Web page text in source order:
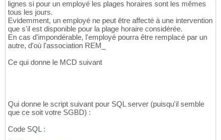
lignes si pour un employé les plages horaires sont les mêmes
tous les jours.
Evidemment, un employé ne peut être affecté à une intervention
que s'il est disponible pour la plage horaire considérée.
En cas d'impondérable, l'employé pourra être remplacé par un
autre, d'où l'association REM_
Ce qui donne le MCD suivant
Qui donne le script suivant pour SQL server (puisqu'il semble
que ce soit votre SGBD) :
Code SQL :